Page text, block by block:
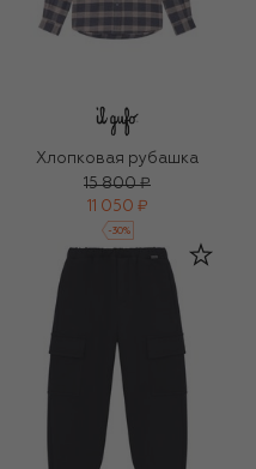
Хлопковая рубашка
15 800 ₽
11 050 ₽
-30%